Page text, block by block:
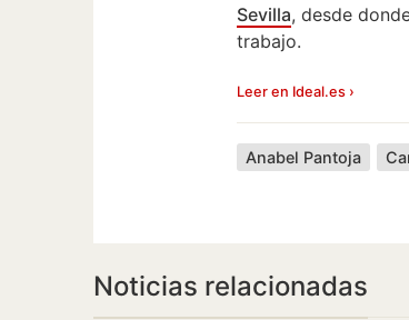
Sevilla, desde
trabajo.
Leer en Ideal.es ›
Anabel Pantoja
Noticias relacionadas